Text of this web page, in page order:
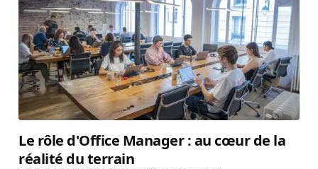
Le rôle d'Office Manager : au cœur de la
réalité du terrain